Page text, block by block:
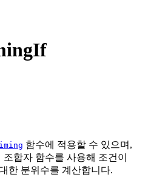
함수에 적용할 수 있으며,
조합자 함수를 사용해 조건이
한 분위수를 계산합니다.